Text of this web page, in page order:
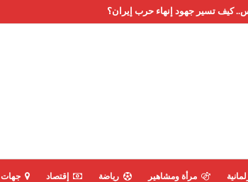
كيف تسير جهود إنهاء حرب إيران؟
مرأة ومشاهير رياضة إقتصاد جهات